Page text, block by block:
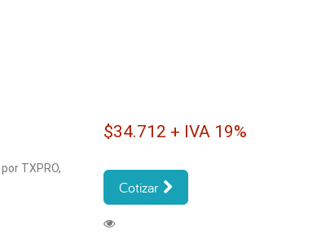
TXPRO,
$34.712 + IVA 19%
Cotizar